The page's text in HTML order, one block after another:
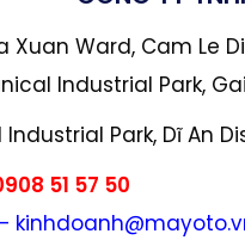
Xuan Ward, Cam Le
Industrial Park,
Industrial Park, Dĩ An
51 57 50